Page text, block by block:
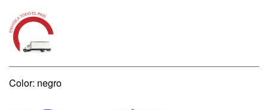
Color: negro